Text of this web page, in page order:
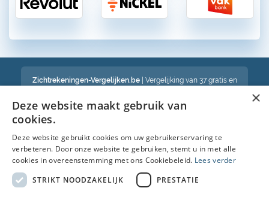
Zichtrekeningen-Vergelijken.be| Vergelijking van 37 gratis en
Een volledig onafhankelijke vergelijking van gratis en betalende
bankrekeningen in België
Bekijk ook :
Spaarrekening
×
Deze website maakt gebruik van
cookies.
Deze website gebruikt cookies om uw gebruikerservaring te
verbeteren. Door onze website te gebruiken, stemt u in met alle
cookies in overeenstemming met ons Cookiebeleid. Lees verder
STRIKT NOODZAKELIJK
PRESTATIE